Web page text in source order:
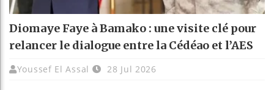
Diomaye Faye à Bamako : une visite clé pour
relancer le dialogue entre la Cédéao et l’AES
Youssef El Assal 28 Jul 2026